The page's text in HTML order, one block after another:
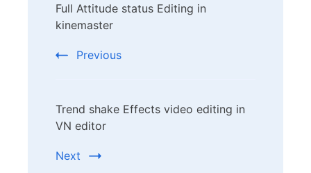
Navigation
Full Attitude status Editing in
kinemaster
Previous
Trend shake Effects video editing in
VN editor
Next